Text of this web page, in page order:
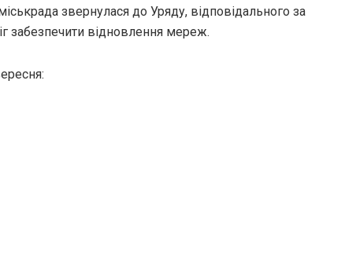
звернулася до Уряду, відповідального за
забезпечити відновлення мереж.